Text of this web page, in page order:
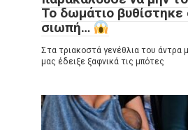
Το δωμάτιο
σιωπή…
Στα τριακοστά γενέθλια του άντρα
μας έδειξε ξαφνικά τις μπότες